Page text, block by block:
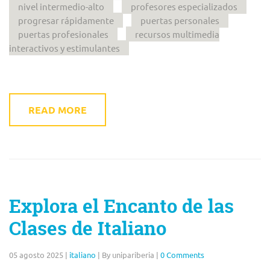
nivel intermedio-alto
profesores especializados
progresar rápidamente
puertas personales
puertas profesionales
recursos multimedia
interactivos y estimulantes
READ MORE
Explora el Encanto de las
Clases de Italiano
05 agosto 2025 | italiano | By unipariberia | 0 Comments